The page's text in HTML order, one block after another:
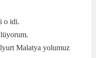
o idi.
Malatya yolumuz